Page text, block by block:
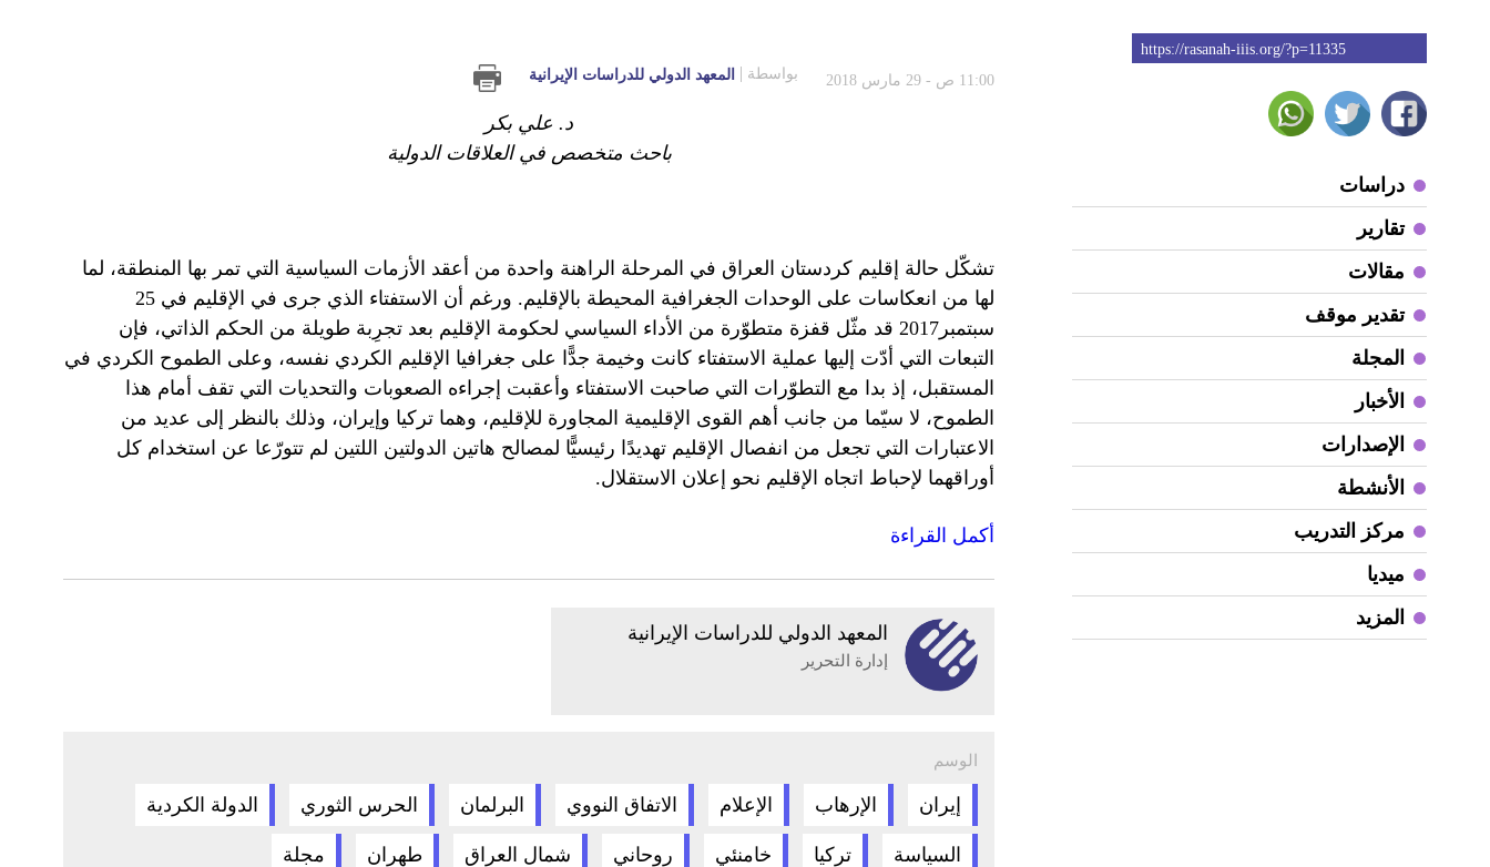
https://rasanah-iiis.org/?p=11335
دراسات
تقارير
مقالات
تقدير موقف
المجلة
الأخبار
الإصدارات
الأنشطة
مركز التدريب
ميديا
المزيد
11:00 ص - 29 مارس 2018 بواسطة المعهد الدولي للدراسات الإيرانية
د. علي بكر
باحث متخصص في العلاقات الدولية
تشكّل حالة إقليم كردستان العراق في المرحلة الراهنة واحدة من أعقد الأزمات السياسية التي تمر بها المنطقة، لما
لها من انعكاسات على الوحدات الجغرافية المحيطة بالإقليم. ورغم أن الاستفتاء الذي جرى في الإقليم في 25
سبتمبر2017 قد مثّل قفزة متطوّرة من الأداء السياسي لحكومة الإقليم بعد تجرِبة طويلة من الحكم الذاتي، فإن
التبعات التي أدّت إليها عملية الاستفتاء كانت وخيمة جدًّا على جغرافيا الإقليم الكردي نفسه، وعلى الطموح الكردي في
المستقبل، إذ بدا مع التطوّرات التي صاحبت الاستفتاء وأعقبت إجراءه الصعوبات والتحديات التي تقف أمام هذا
الطموح، لا سيّما من جانب أهم القوى الإقليمية المجاورة للإقليم، وهما تركيا وإيران، وذلك بالنظر إلى عديد من
الاعتبارات التي تجعل من انفصال الإقليم تهديدًا رئيسيًّا لمصالح هاتين الدولتين اللتين لم تتورّعا عن استخدام كل
أوراقهما لإحباط اتجاه الإقليم نحو إعلان الاستقلال.
أكمل القراءة
المعهد الدولي للدراسات الإيرانية
إدارة التحرير
الوسم
إيران الإرهاب الإعلام الاتفاق النووي البرلمان الحرس الثوري الدولة الكردية
السياسة تركيا خامنئي روحاني شمال العراق طهران مجلة